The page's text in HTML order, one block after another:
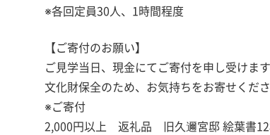
※各回定員30人、1時間程度
【ご寄付のお願い】
ご見学当日、現金にてご寄付を申し受けます
文化財保全のため、お気持ちをお寄せくださ
※ご寄付
2,000円以上 返礼品 旧久邇宮邸 絵葉書12